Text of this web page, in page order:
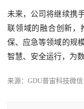
未来，公司将继续携
联领域的融合创新，
保、应急等领域的规
智慧、安全运行，为
来源：GDU普宙科技微